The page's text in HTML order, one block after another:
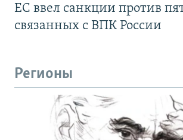
ЕС ввел санкции против
связанных с ВПК России
Регионы